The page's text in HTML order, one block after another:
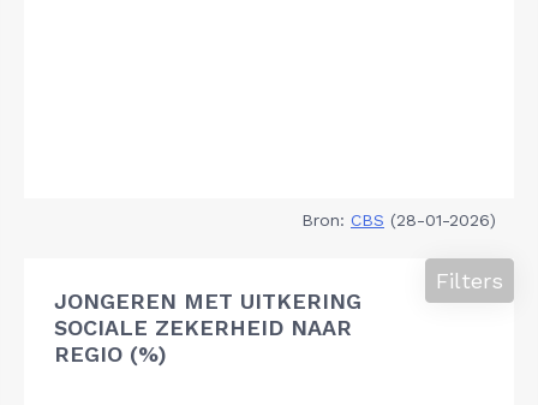
Bron: CBS (28-01-2026)
JONGEREN MET UITKERING
SOCIALE ZEKERHEID NAAR
REGIO (%)
Filters